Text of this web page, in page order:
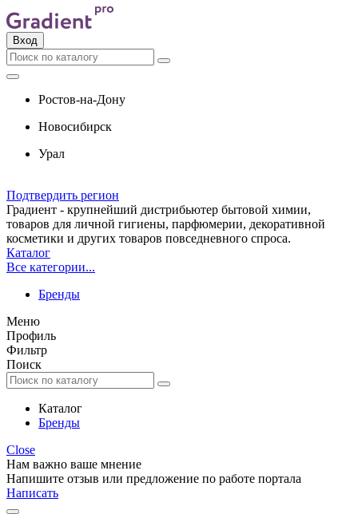
Вход
Ростов-на-Дону
Новосибирск
Урал
Подтвердить регион
Градиент - крупнейший дистрибьютер бытовой химии,
товаров для личной гигиены, парфюмерии, декоративной
косметики и других товаров повседневного спроса.
Каталог
Все категории...
Бренды
Меню
Профиль
Фильтр
Поиск
Каталог
Бренды
Close
Нам важно ваше мнение
Напишите отзыв или предложение по работе портала
Написать